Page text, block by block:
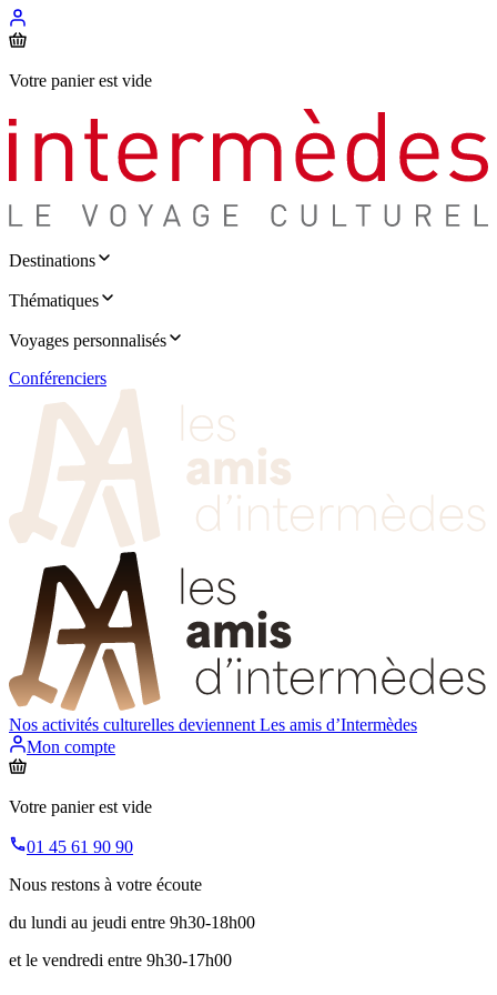
Votre panier est vide
Destinations
Thématiques
Voyages personnalisés
Conférenciers
Nos activités culturelles deviennent Les amis d’Intermèdes
Mon compte
Votre panier est vide
01 45 61 90 90
Nous restons à votre écoute
du lundi au jeudi entre 9h30-18h00
et le vendredi entre 9h30-17h00